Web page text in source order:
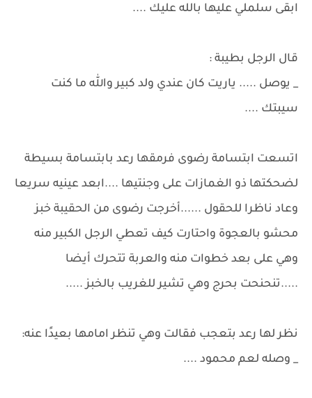
ابقى سلملي عليها بالله عليك ....
قال الرجل بطيبة :
_ يوصل ..... ياريت كان عندي ولد كبير والله ما كنت
سيبتك ....
اتسعت ابتسامة رضوى فرمقها رعد بابتسامة بسيطة
لضحكتها ذو الغمازات على وجنتيها ....ابعد عينيه سريعا
وعاد ناظرا للحقول ......أخرجت رضوى من الحقيبة خبز
محشو بالعجوة واحتارت كيف تعطي الرجل الكبير منه
وهي على بعد خطوات منه والعربة تتحرك أيضا
.....تنحنحت بحرج وهي تشير للغريب بالخبز .....
نظر لها رعد بتعجب فقالت وهي تنظر امامها بعيدًا عنه:
_ وصله لعم محمود ....